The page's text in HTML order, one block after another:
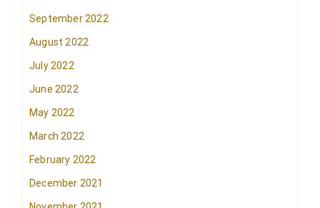
September 2022
August 2022
July 2022
June 2022
May 2022
March 2022
February 2022
December 2021